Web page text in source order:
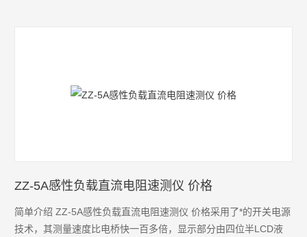
ZZ-5A感性负载直流电阻速测仪 价格
简单介绍 ZZ-5A感性负载直流电阻速测仪 价格采用了*的开关电源
技术，其测量速度比电桥快一百多倍，显示部分由四位半LCD液